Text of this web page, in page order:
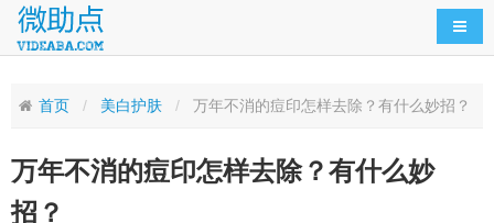
导航
首页 美白护肤 万年不消的痘印怎样去除？有什么妙招？
万年不消的痘印怎样去除？有什么妙
招？